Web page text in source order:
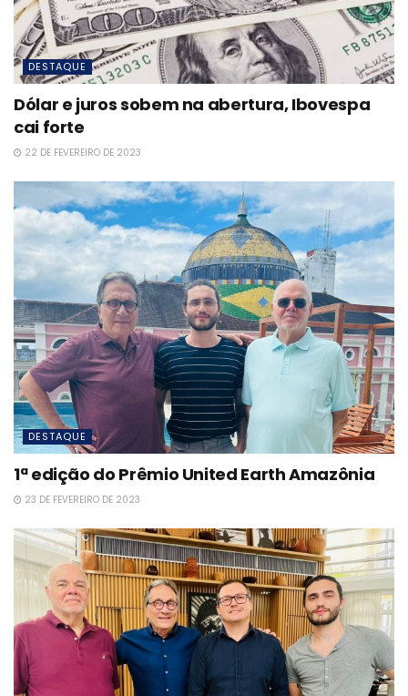
DESTAQUE
Dólar e juros sobem na abertura, Ibovespa
cai forte
22 DE FEVEREIRO DE 2023
DESTAQUE
1ª edição do Prêmio United Earth Amazônia
23 DE FEVEREIRO DE 2023